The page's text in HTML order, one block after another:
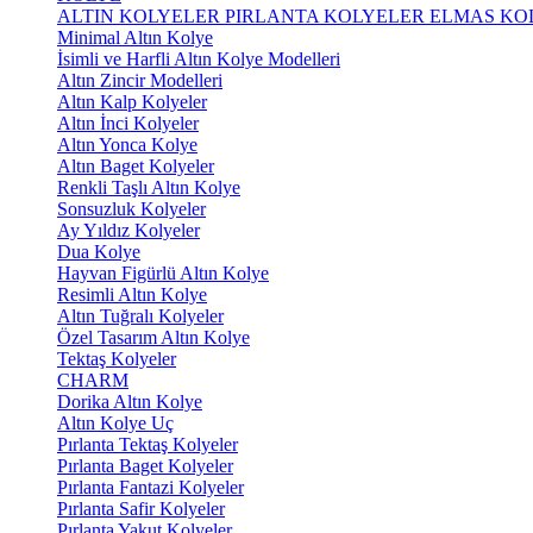
ALTIN KOLYELER PIRLANTA KOLYELER ELMAS
Minimal Altın Kolye
İsimli ve Harfli Altın Kolye Modelleri
Altın Zincir Modelleri
Altın Kalp Kolyeler
Altın İnci Kolyeler
Altın Yonca Kolye
Altın Baget Kolyeler
Renkli Taşlı Altın Kolye
Sonsuzluk Kolyeler
Ay Yıldız Kolyeler
Dua Kolye
Hayvan Figürlü Altın Kolye
Resimli Altın Kolye
Altın Tuğralı Kolyeler
Özel Tasarım Altın Kolye
Tektaş Kolyeler
CHARM
Dorika Altın Kolye
Altın Kolye Uç
Pırlanta Tektaş Kolyeler
Pırlanta Baget Kolyeler
Pırlanta Fantazi Kolyeler
Pırlanta Safir Kolyeler